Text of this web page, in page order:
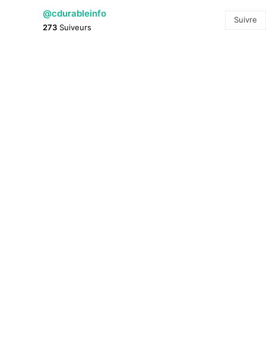
@cdurableinfo
273 Suiveurs
Suivre